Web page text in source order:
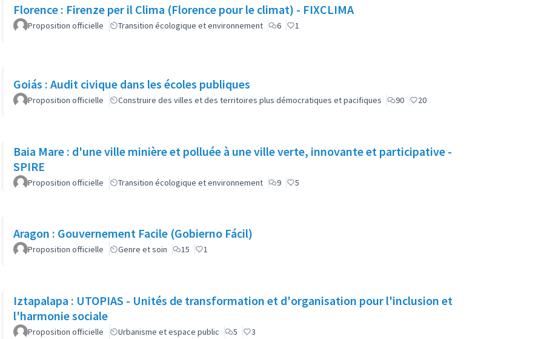
Florence : Firenze per il Clima (Florence pour le climat) - FIXCLIMA
Proposition officielle Transition écologique et environnement 6 1
Goiás : Audit civique dans les écoles publiques
Proposition officielle Construire des villes et des territoires plus démocratiques et pacifiques 90 20
Baia Mare : d'une ville minière et polluée à une ville verte, innovante et participative -
SPIRE
Proposition officielle Transition écologique et environnement 9 5
Aragon : Gouvernement Facile (Gobierno Fácil)
Proposition officielle Genre et soin 15 1
Iztapalapa : UTOPIAS - Unités de transformation et d'organisation pour l'inclusion et
l'harmonie sociale
Proposition officielle Urbanisme et espace public 5 3